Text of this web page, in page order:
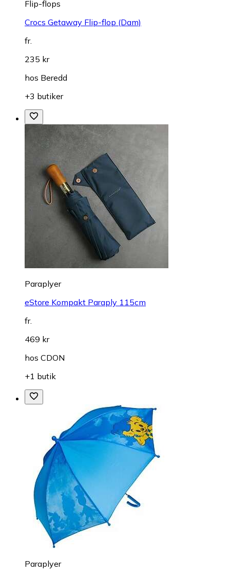
Flip-flops
Crocs Getaway Flip-flop (Dam)
fr.
235 kr
hos Beredd
+3 butiker
Paraplyer
eStore Kompakt Paraply 115cm
fr.
469 kr
hos CDON
+1 butik
Paraplyer